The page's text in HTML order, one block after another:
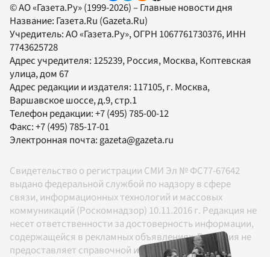
© АО «Газета.Ру» (1999-2026) – Главные новости дня
Название: Газета.Ru (Gazeta.Ru)
Учредитель:АО «Газета.Ру», ОГРН 1067761730376, ИНН
7743625728
Адрес учредителя: 125239, Россия, Москва, Коптевская
улица, дом 67
Адрес редакции и издателя: 117105, г. Москва,
Варшавское шоссе, д.9, стр.1
Телефон редакции:+7 (495) 785-00-12
Факс:+7 (495) 785-17-01
Электронная почта:gazeta@gazeta.ru
Свидетельство о регистрации СМИ Эл № ФС77-67642
выдано федеральной службой по надзору в сфере
связи, информационных технологий и массовых
коммуникаций (Роскомнадзор) 10.11.2016 г. Редакция не
несет ответственности за достоверность информации,
содержащейся в рекламных объявлениях. Редакция не
предоставляет справочной информации.